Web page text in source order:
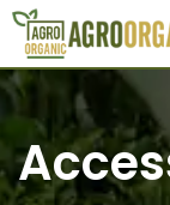
Skip
content